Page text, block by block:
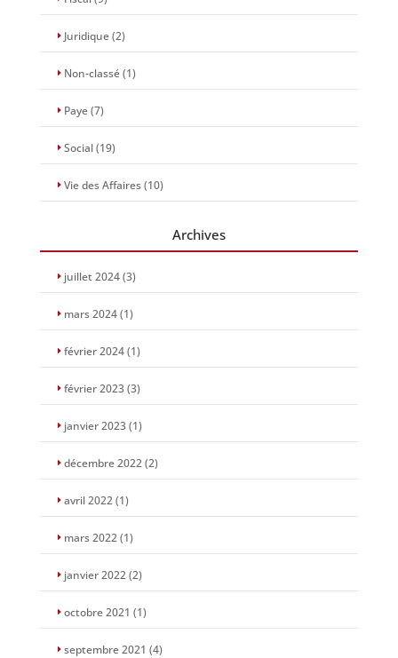
Juridique(2)
Non-classé(1)
Paye(7)
Social(19)
Vie des Affaires(10)
Archives
juillet 2024(3)
mars 2024(1)
février 2024(1)
février 2023(3)
janvier 2023(1)
décembre 2022(2)
avril 2022(1)
mars 2022(1)
janvier 2022(2)
octobre 2021 (1)
septembre 2021 (4)